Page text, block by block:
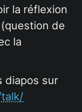
la réflexion
de
la
diapos sur